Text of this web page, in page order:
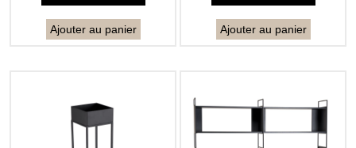
Ajouter au panier Ajouter au panier